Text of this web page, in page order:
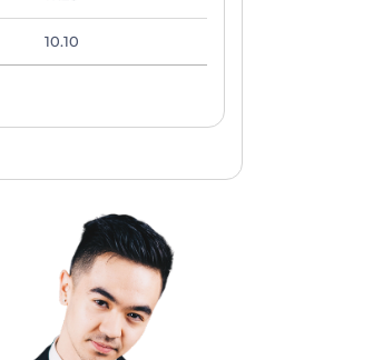
10.10